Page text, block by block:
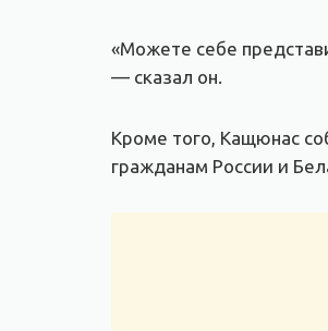
«Можете себе
— сказал он.
Кроме того, Кащюнас
гражданам России и